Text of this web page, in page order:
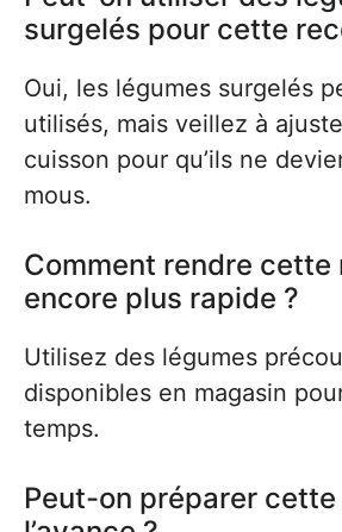
surgelés pour cette
Oui, les légumes surgelés
utilisés, mais veillez à
cuisson pour qu’ils ne
mous.
Comment rendre cette
encore plus rapide ?
Utilisez des légumes
disponibles en magasin
temps.
Peut-on préparer